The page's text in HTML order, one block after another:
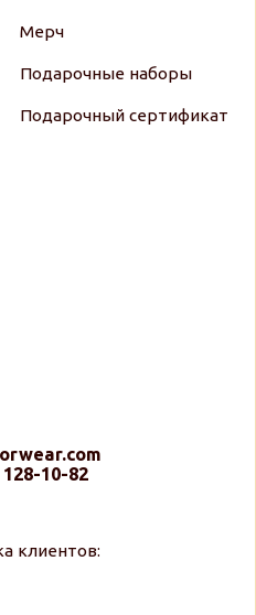
Мерч
Подарочные наборы
Подарочный сертификат
128-10-82
клиентов: